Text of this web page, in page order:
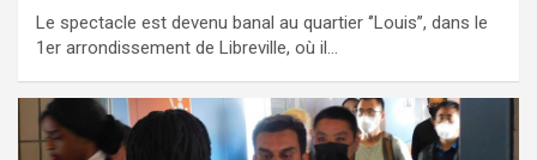
Le spectacle est devenu banal au quartier ‘’Louis’’, dans le
1er arrondissement de Libreville, où il…